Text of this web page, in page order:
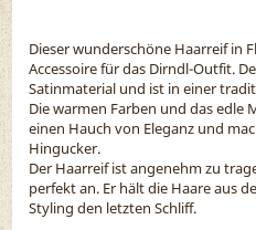
Dieser wunderschöne Haarreif in
Accessoire für das Dirndl-Outfit.
Satinmaterial und ist in einer
Die warmen Farben und das edle
einen Hauch von Eleganz und
Hingucker.
Der Haarreif ist angenehm zu
perfekt an. Er hält die Haare aus
Styling den letzten Schliff.